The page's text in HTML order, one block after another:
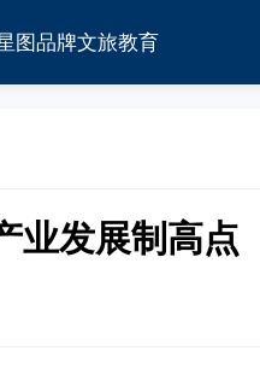
图品牌文旅教育
业发展制高点